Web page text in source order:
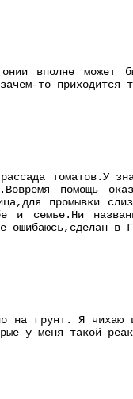
вполне может
то
томатов.У
помощь
промывки
и семье.Ни
ошибаюсь,сделан в
на грунт. Я
у меня такой